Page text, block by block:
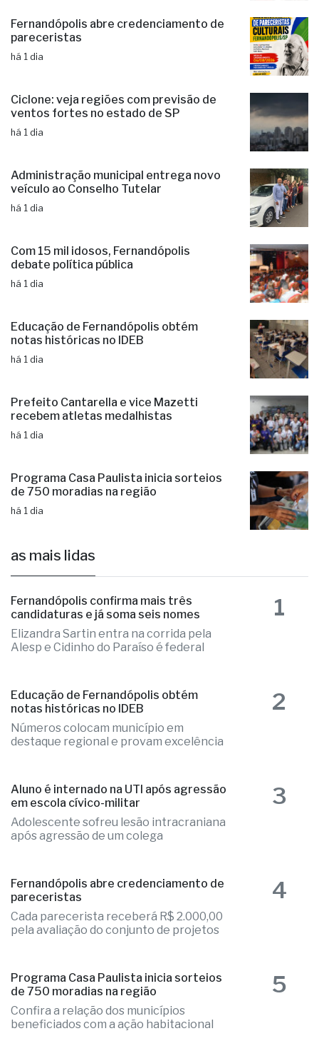
Fernandópolis abre credenciamento de
pareceristas
há 1 dia
Ciclone: veja regiões com previsão de
ventos fortes no estado de SP
há 1 dia
Administração municipal entrega novo
veículo ao Conselho Tutelar
há 1 dia
Com 15 mil idosos, Fernandópolis
debate política pública
há 1 dia
Educação de Fernandópolis obtém
notas históricas no IDEB
há 1 dia
Prefeito Cantarella e vice Mazetti
recebem atletas medalhistas
há 1 dia
Programa Casa Paulista inicia sorteios
de 750 moradias na região
há 1 dia
as mais lidas
Fernandópolis confirma mais três
candidaturas e já soma seis nomes
Elizandra Sartin entra na corrida pela
Alesp e Cidinho do Paraíso é federal
1
Educação de Fernandópolis obtém
notas históricas no IDEB
Números colocam município em
destaque regional e provam excelência
2
Aluno é internado na UTI após agressão
em escola cívico-militar
Adolescente sofreu lesão intracraniana
após agressão de um colega
3
Fernandópolis abre credenciamento de
pareceristas
Cada parecerista receberá R$ 2.000,00
pela avaliação do conjunto de projetos
4
Programa Casa Paulista inicia sorteios
de 750 moradias na região
Confira a relação dos municípios
beneficiados com a ação habitacional
5